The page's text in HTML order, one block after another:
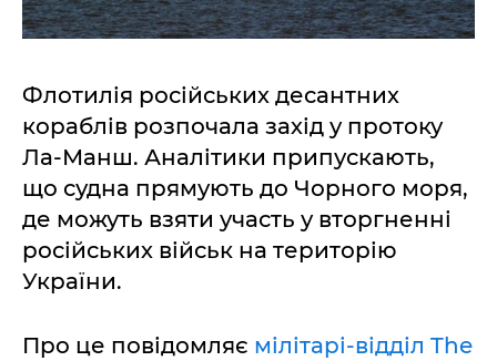
Флотилія російських десантних
кораблів розпочала захід у протоку
Ла-Манш. Аналітики припускають,
що судна прямують до Чорного моря,
де можуть взяти участь у вторгненні
російських військ на територію
України.
Про це повідомляє мілітарі-відділ The